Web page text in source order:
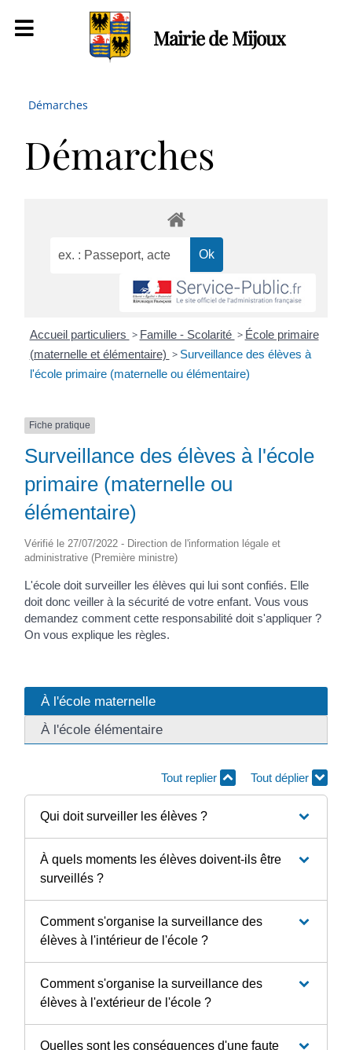
Mairie de Mijoux
Démarches
Démarches
Accueil particuliers > Famille - Scolarité > École primaire
(maternelle et élémentaire) > Surveillance des élèves à
l'école primaire (maternelle ou élémentaire)
Fiche pratique
Surveillance des élèves à l'école
primaire (maternelle ou
élémentaire)
Vérifié le 27/07/2022 - Direction de l'information légale et
administrative (Première ministre)
L'école doit surveiller les élèves qui lui sont confiés. Elle
doit donc veiller à la sécurité de votre enfant. Vous vous
demandez comment cette responsabilité doit s'appliquer ?
On vous explique les règles.
À l'école maternelle
À l'école élémentaire
Tout replier Tout déplier
Qui doit surveiller les élèves ?
À quels moments les élèves doivent-ils être
surveillés ?
Comment s'organise la surveillance des
élèves à l'intérieur de l'école ?
Comment s'organise la surveillance des
élèves à l'extérieur de l'école ?
Quelles sont les conséquences d'une faute